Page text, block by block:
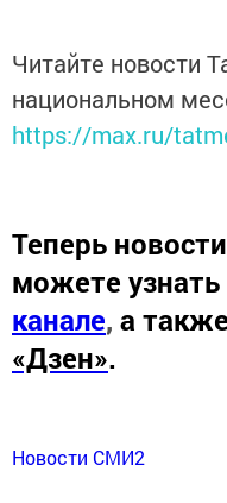
Читайте новости
национальном
https://max.ru/
Теперь
можете
канале, а
«Дзен».
Новости СМИ2